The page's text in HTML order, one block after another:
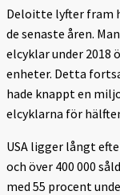
Deloitte lyfter fram
de senaste åren.
elcyklar under 2018
enheter. Detta
hade knappt en
elcyklarna för
USA ligger långt
och över 400 000
med 55 procent